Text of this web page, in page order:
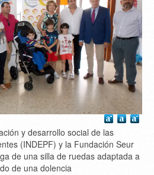
y desarrollo social de las
(INDEPF) y la Fundación Seur
de una silla de ruedas adaptada a
de una dolencia